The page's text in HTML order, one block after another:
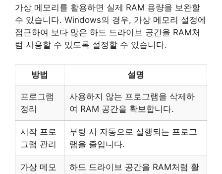
가상 메모리를 활용하면 실제 RAM 용량을 보완할
수 있습니다. Windows의 경우, 가상 메모리 설정에
접근하여 보다 많은 하드 드라이브 공간을 RAM처
럼 사용할 수 있도록 설정할 수 있습니다.
방법 설명
프로그램
정리
사용하지 않는 프로그램을 삭제하
여 RAM 공간을 확보합니다.
시작 프로
그램 관리
부팅 시 자동으로 실행되는 프로그
램을 줄입니다.
가상 메모 하드 드라이브 공간을 RAM처럼 활